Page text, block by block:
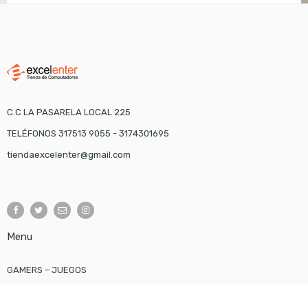
C.C LA PASARELA LOCAL 225
TELÉFONOS 317513 9055 - 3174301695
tiendaexcelenter@gmail.com
Menu
GAMERS – JUEGOS